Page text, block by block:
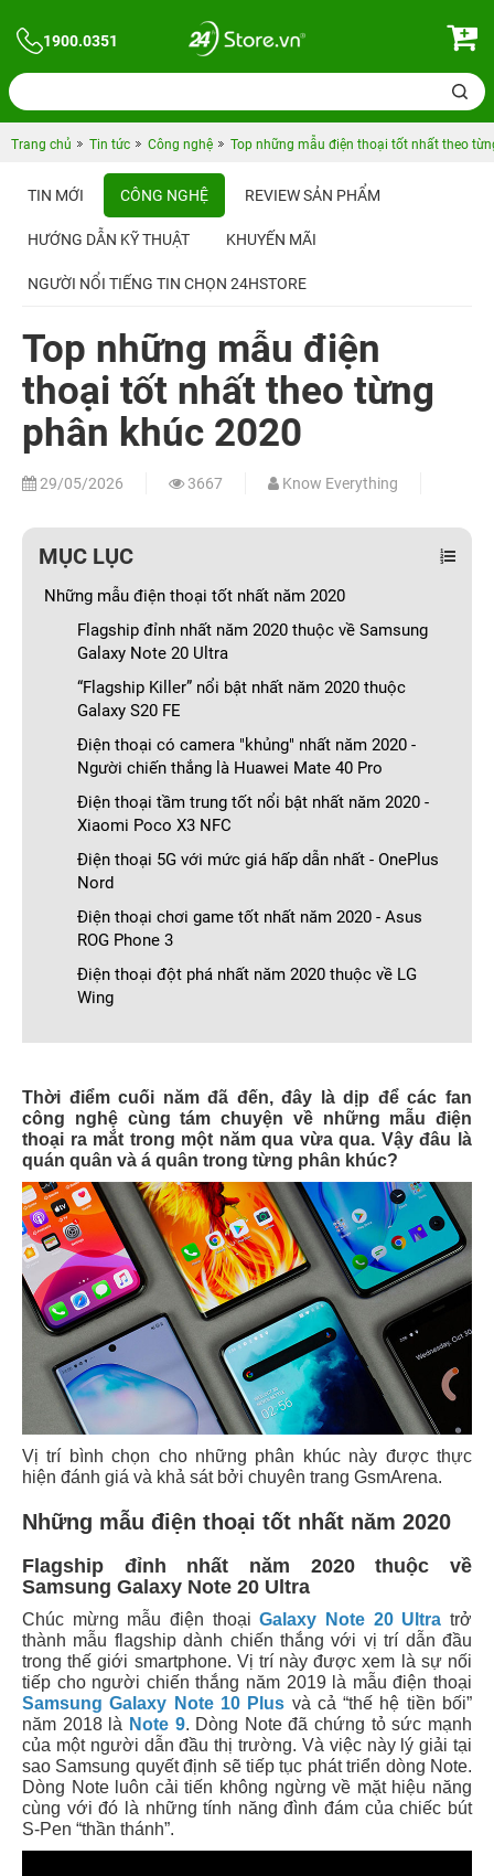
1900.0351
Trang chủ Tin tức Công nghệ Top những mẫu điện thoại tốt nhất theo
TIN MỚI CÔNG NGHỆ REVIEW SẢN PHẨM
HƯỚNG DẪN KỸ THUẬT KHUYẾN MÃI
NGƯỜI NỔI TIẾNG TIN CHỌN 24HSTORE
Top những mẫu điện
thoại tốt nhất theo từng
phân khúc 2020
29/05/2026 3667 Know Everything
MỤC LỤC
Những mẫu điện thoại tốt nhất năm 2020
Flagship đỉnh nhất năm 2020 thuộc về Samsung
Galaxy Note 20 Ultra
“Flagship Killer” nổi bật nhất năm 2020 thuộc
Galaxy S20 FE
Điện thoại có camera "khủng" nhất năm 2020 -
Người chiến thắng là Huawei Mate 40 Pro
Điện thoại tầm trung tốt nổi bật nhất năm 2020 -
Xiaomi Poco X3 NFC
Điện thoại 5G với mức giá hấp dẫn nhất - OnePlus
Nord
Điện thoại chơi game tốt nhất năm 2020 - Asus
ROG Phone 3
Điện thoại đột phá nhất năm 2020 thuộc về LG
Wing
Thời điểm cuối năm đã đến, đây là dịp để các fan
công nghệ cùng tám chuyện về những mẫu điện
thoại ra mắt trong một năm qua vừa qua. Vậy đâu là
quán quân và á quân trong từng phân khúc?
Vị trí bình chọn cho những phân khúc này được thực
hiện đánh giá và khả sát bởi chuyên trang GsmArena.
Những mẫu điện thoại tốt nhất năm 2020
Flagship đỉnh nhất năm 2020 thuộc về
Samsung Galaxy Note 20 Ultra
Chúc mừng mẫu điện thoạiGalaxy Note 20 Ultra trở
thành mẫu flagship dành chiến thắng với vị trí dẫn đầu
trong thế giới smartphone. Vị trí này được xem là sự nối
tiếp cho người chiến thắng năm 2019 là mẫu điện thoại
Samsung Galaxy Note 10 Plus và cả “thế hệ tiền bối”
năm 2018 là Note 9. Dòng Note đã chứng tỏ sức mạnh
của một người dẫn đầu thị trường. Và việc này lý giải tại
sao Samsung quyết định sẽ tiếp tục phát triển dòng Note.
Dòng Note luôn cải tiến không ngừng về mặt hiệu năng
cùng với đó là những tính năng đình đám của chiếc bút
S-Pen “thần thánh”.